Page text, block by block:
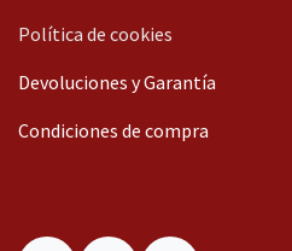
Política de cookies
Devoluciones y Garantía
Condiciones de compra